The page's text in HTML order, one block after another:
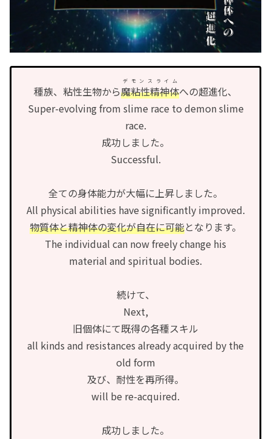
種族、粘性生物から魔粘性精神体
デモンスライム
への超進化、
Super-evolving from slime race to demon slime
race.
成功しました。
Successful.
全ての身体能力が大幅に上昇しました。
All physical abilities have significantly improved.
物質体と精神体の変化が自在に可能となります。
The individual can now freely change his
material and spiritual bodies.
続けて、
Next,
旧個体にて既得の各種スキル
all kinds and resistances already acquired by the
old form
及び、耐性を再所得。
will be re-acquired.
成功しました。